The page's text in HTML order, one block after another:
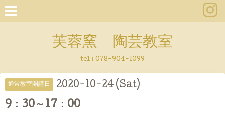
芙蓉窯 陶芸教室
tel : 078-904-1099
通常教室開講日 2020-10-24 (Sat)
9：30～17：00